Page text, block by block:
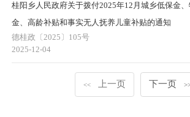
桂阳乡人民政府关于拨付2025年12月城乡低保金
金、高龄补贴和事实无人抚养儿童补贴的通知
德桂政〔2025〕105号
2025-12-04
<< 上一页 下一页